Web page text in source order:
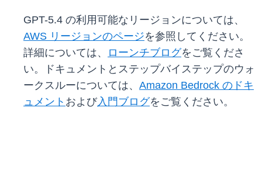
GPT-5.4 の利用可能なリージョンについては、
AWS リージョンのページを参照してください。
詳細については、
ローンチブログをご覧くださ
い。ドキュメントとステップバイステップのウォ
ークスルーについては、 Amazon Bedrock のドキ
ュメント および入門ブログをご覧ください。